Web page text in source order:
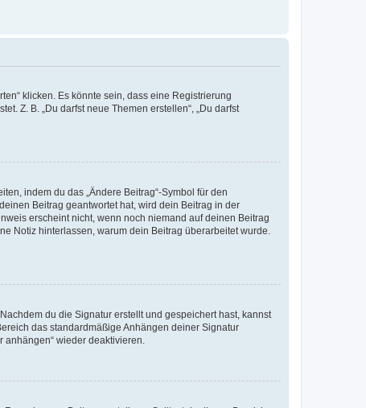
klicken. Es könnte sein, dass eine Registrierung
Z. B. „Du darfst neue Themen erstellen“, „Du darfst
indem du das „Ändere Beitrag“-Symbol für den
Beitrag geantwortet hat, wird dein Beitrag in der
erscheint nicht, wenn noch niemand auf deinen Beitrag
Notiz hinterlassen, warum dein Beitrag überarbeitet wurde.
du die Signatur erstellt und gespeichert hast, kannst
das standardmäßige Anhängen deiner Signatur
wieder deaktivieren.